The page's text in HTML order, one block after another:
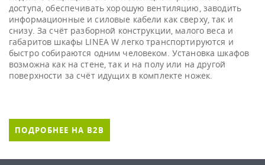
доступа, обеспечивать хорошую вентиляцию, заводить
информационные и силовые кабели как сверху, так и
снизу. За счёт разборной конструкции, малого веса и
габаритов шкафы LINEA W легко транспортируются и
быстро собираются одним человеком. Установка шкафов
возможна как на стене, так и на полу или на другой
поверхности за счёт идущих в комплекте ножек.
ПОДРОБНЕЕ НА B2B